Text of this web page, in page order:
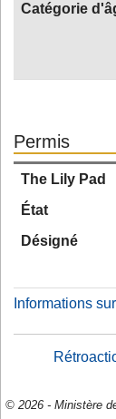
Catégorie
Permis
The Lily Pad
État
Désigné
Informations
© 2026 - Ministère